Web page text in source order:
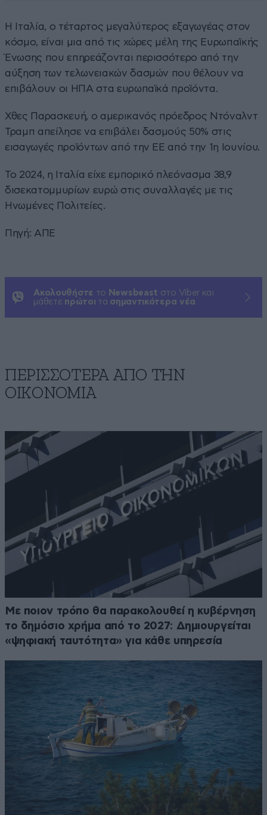
Η Ιταλία, ο τέταρτος μεγαλύτερος εξαγωγέας στον
κόσμο, είναι μια από τις χώρες μέλη της Ευρωπαϊκής
Ένωσης που επηρεάζονται περισσότερο από την
αύξηση των τελωνειακών δασμών που θέλουν να
επιβάλουν οι ΗΠΑ στα ευρωπαϊκά προϊόντα.
Χθες Παρασκευή, ο αμερικανός πρόεδρος Ντόναλντ
Τραμπ απείλησε να επιβάλει δασμούς 50% στις
εισαγωγές προϊόντων από την ΕΕ από την 1η Ιουνίου.
Το 2024, η Ιταλία είχε εμπορικό πλεόνασμα 38,9
δισεκατομμυρίων ευρώ στις συναλλαγές με τις
Ηνωμένες Πολιτείες.
Πηγή: ΑΠΕ
Ακολουθήστε το Newsbeast στο Viber και
μάθετε πρώτοι τα σημαντικότερα νέα
ΠΕΡΙΣΣΟΤΕΡΑ ΑΠΟ ΤΗΝ
ΟΙΚΟΝΟΜΙΑ
Με ποιον τρόπο θα παρακολουθεί η κυβέρνηση
το δημόσιο χρήμα από το 2027: Δημιουργείται
«ψηφιακή ταυτότητα» για κάθε υπηρεσία